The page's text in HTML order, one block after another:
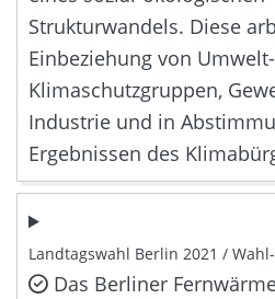
Strukturwandels. Diese
Einbeziehung von
Klimaschutzgruppen,
Industrie und in
Ergebnissen des
Landtagswahl Berlin 2021 /
Das Berliner